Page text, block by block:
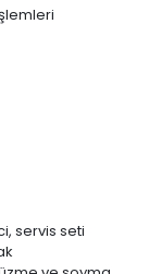
servis seti